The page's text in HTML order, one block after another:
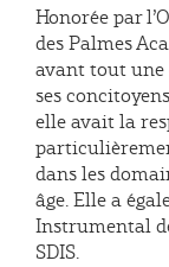
Honorée par
des Palmes
avant tout une
ses
elle avait la
dans les
âge. Elle a
Instrumental
SDIS.